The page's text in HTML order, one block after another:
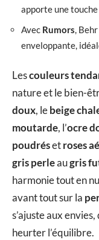
apporte une
Avec Rumors,
enveloppante,
Lescouleurs
nature et le bien-
doux, lebeige
moutarde, l’ocre
poudrésetroses
gris perleaugris
harmonie tout en
avant tout sur la
s’ajuste aux envies,
heurter l’équilibre.